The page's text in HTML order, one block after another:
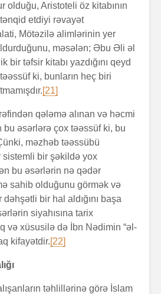
olduğu, Aristoteli öz kitabının
etdiyi rəvayət
Mötəzilə alimlərinin yer
məsələn; Əbu Əli əl
bir təfsir kitabı yazdığını qeyd
ki, bunların heç biri
[21]
qələmə alınan və həcmi
bu əsərlərə çox təəssüf ki, bu
məzhəb təəssübü
bir şəkildə yox
bu əsərlərin nə qədər
sahib olduğunu görmək və
bir hal aldığını başa
siyahısına tarix
və xüsusilə də İbn Nədimin “əl-
kifayətdir.[22]
təhlillərinə görə İslam